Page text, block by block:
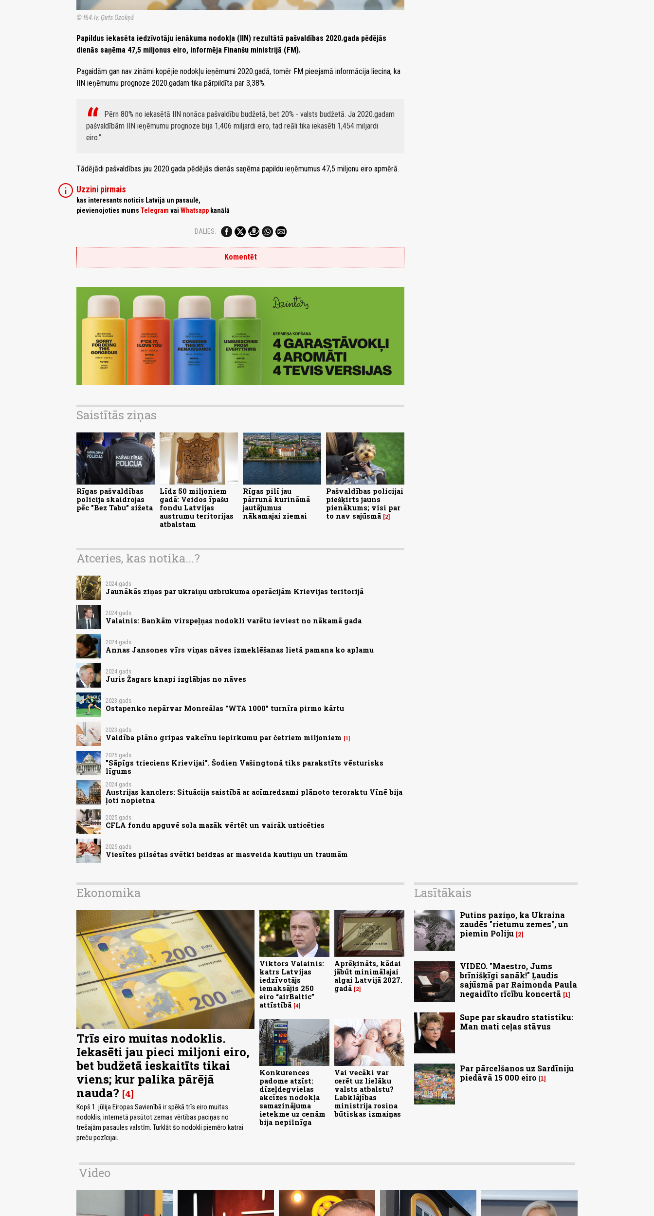
© f64.lv, Ģirts Ozoliņš
Papildus iekasēta iedzīvotāju ienākuma nodokļa (IIN) rezultātā pašvaldības 2020.gada pēdējās
dienās saņēma 47,5 miljonus eiro, informēja Finanšu ministrijā (FM).
Pagaidām gan nav zināmi kopējie nodokļu ieņēmumi 2020.gadā, tomēr FM pieejamā informācija liecina, ka
IIN ieņēmumu prognoze 2020.gadam tika pārpildīta par 3,38%.
Pērn 80% no iekasētā IIN nonāca pašvaldību budžetā, bet 20% - valsts budžetā. Ja 2020.gadam
pašvaldībām IIN ieņēmumu prognoze bija 1,406 miljardi eiro, tad reāli tika iekasēti 1,454 miljardi
eiro.
Tādējādi pašvaldības jau 2020.gada pēdējās dienās saņēma papildu ieņēmumus 47,5 miljonu eiro apmērā.
info Uzzini pirmais
kas interesants noticis Latvijā un pasaulē,
pievienojoties mums Telegram vai Whatsapp kanālā
DALIES:
Komentēt
Saistītās ziņas
Rīgas pašvaldības
policija skaidrojas
pēc "Bez Tabu" sižeta
Līdz 50 miljoniem
gadā: Veidos īpašu
fondu Latvijas
austrumu teritorijas
atbalstam
Rīgas pilī jau
pārrunā kurināmā
jautājumus
nākamajai ziemai
Pašvaldības policijai
piešķirts jauns
pienākums; visi par
to nav sajūsmā 2
Atceries, kas notika...?
2024.gads
Jaunākās ziņas par ukraiņu uzbrukuma operācijām Krievijas teritorijā
2024.gads
Valainis: Bankām virspeļņas nodokli varētu ieviest no nākamā gada
2024.gads
Annas Jansones vīrs viņas nāves izmeklēšanas lietā pamana ko aplamu
2024.gads
Juris Žagars knapi izglābjas no nāves
2023.gads
Ostapenko nepārvar Monreālas "WTA 1000" turnīra pirmo kārtu
2023.gads
Valdība plāno gripas vakcīnu iepirkumu par četriem miljoniem 1
2025.gads
"Sāpīgs trieciens Krievijai". Šodien Vašingtonā tiks parakstīts vēsturisks
līgums
2024.gads
Austrijas kanclers: Situācija saistībā ar acīmredzami plānoto teroraktu Vīnē bija
ļoti nopietna
2025.gads
CFLA fondu apguvē sola mazāk vērtēt un vairāk uzticēties
2025.gads
Viesītes pilsētas svētki beidzas ar masveida kautiņu un traumām
Ekonomika
Trīs eiro muitas nodoklis.
Iekasēti jau pieci miljoni eiro,
bet budžetā ieskaitīts tikai
viens; kur palika pārējā
nauda? 4
Kopš 1. jūlija Eiropas Savienībā ir spēkā trīs eiro muitas
nodoklis, internetā pasūtot zemas vērtības paciņas no
trešajām pasaules valstīm. Turklāt šo nodokli piemēro katrai
preču pozīcijai.
Viktors Valainis:
katrs Latvijas
iedzīvotājs
iemaksājis 250
eiro “airBaltic”
attīstībā 4
Aprēķināts, kādai
jābūt minimālajai
algai Latvijā 2027.
gadā 2
Konkurences
padome atzīst:
dīzeļdegvielas
akcīzes nodokļa
samazinājuma
ietekme uz cenām
bija nepilnīga
Vai vecāki var
cerēt uz lielāku
valsts atbalstu?
Labklājības
ministrija rosina
būtiskas izmaiņas
Lasītākais
Putins paziņo, ka Ukraina
zaudēs "rietumu zemes", un
piemin Poliju 2
VIDEO. "Maestro, Jums
brīnišķīgi sanāk!" Ļaudis
sajūsmā par Raimonda Paula
negaidīto rīcību koncertā
1
Supe par skaudro statistiku:
Man mati ceļas stāvus
Par pārcelšanos uz Sardīniju
piedāvā 15 000 eiro
1
Video